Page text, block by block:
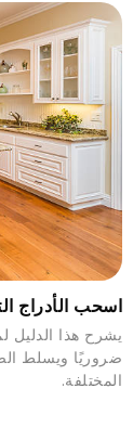
اسحب الأدراج
يشرح هذا الدليل
ضروريًا ويسلط
المختلفة.